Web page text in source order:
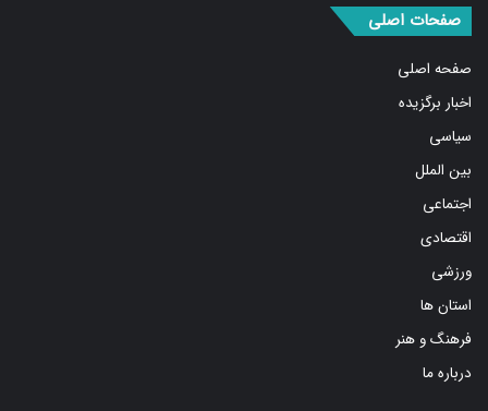
اخبار برگزیده
بین الملل
اجتماعی
اقتصادی
ورزشی
استان ها
فرهنگ و هنر
درباره ما
صفحات اصلی